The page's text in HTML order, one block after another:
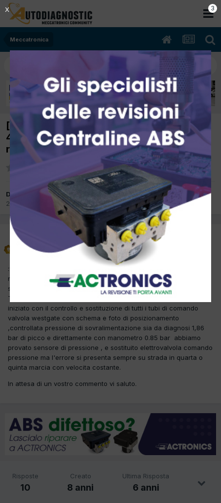
Meccatronica
[Smart fortwo 06/2004 700cc 160920
45Kw Benzina] errore P2052 con vettura in
recovery
Da citta bianca
21 Ottobre 2017 inMeccatronica
citta bianca
Inviato 21 Ottobre 2017
:welc:salve a tutti volevo sapere se a voi e capitato e come avete
risolto un errore di questa smart P2052che si e verificato dopo la
sostituzione del collettore di scarico per rottura dello stesso.
Tengo a spiegarvi quello che abbiamo controllato: abbiamo
iniziato con il controllo e sostituzione di tutti i tubi di comando
valvola westgate con schema e foto di posizionamento
,controllata pressione di sovralimentazione sia da diagnosi 1,86
bar di picco e direttamente con manometro 0.85 bar abbiamo
provato sensore di pressione , e sostituito elettrovalvola comando
pressione ma l'errore si presenta sempre su strada in quarta o
quinta marcia con velocita costante.
In attesa di un vostro commento vi saluto.
Risposte
10
Creato
8 anni
Ultima Risposta
6 anni
2
X